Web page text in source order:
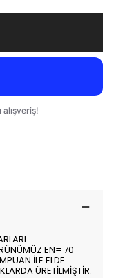
EN= 70
İLE ELDE
ÜRETİLMİŞTİR.